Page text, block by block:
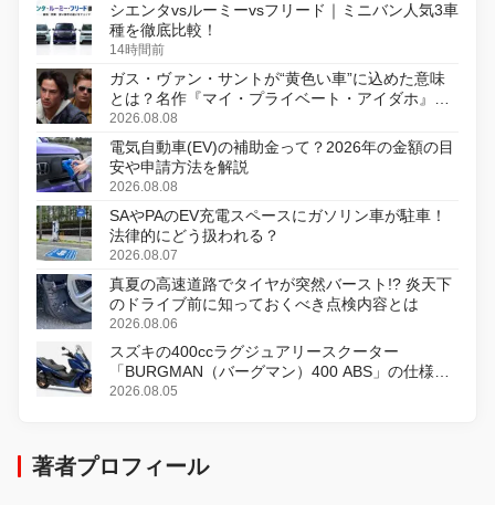
シエンタvsルーミーvsフリード｜ミニバン人気3車
種を徹底比較！
14時間前
ガス・ヴァン・サントが“黄色い車”に込めた意味
とは？名作『マイ・プライベート・アイダホ』が
初のデジタルリマスター版で復活
2026.08.08
電気自動車(EV)の補助金って？2026年の金額の目
安や申請方法を解説
2026.08.08
SAやPAのEV充電スペースにガソリン車が駐車！
法律的にどう扱われる？
2026.08.07
真夏の高速道路でタイヤが突然バースト!? 炎天下
のドライブ前に知っておくべき点検内容とは
2026.08.06
スズキの400ccラグジュアリースクーター
「BURGMAN（バーグマン）400 ABS」の仕様を
変更し、8月18日に発売
2026.08.05
著者プロフィール